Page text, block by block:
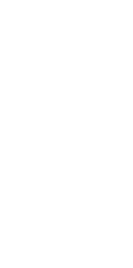
otevřená 24 hodin denně
hostů se stará
výtah a vstup a
vodou a samostatný
jsou nabízeny vodní
pro dospělé: živá hudba.